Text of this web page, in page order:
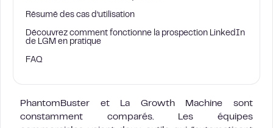
Résumé des cas d’utilisation
Découvrez comment fonctionne la prospection LinkedIn
de LGM en pratique
FAQ
PhantomBuster et La Growth Machine sont
constamment comparés. Les équipes